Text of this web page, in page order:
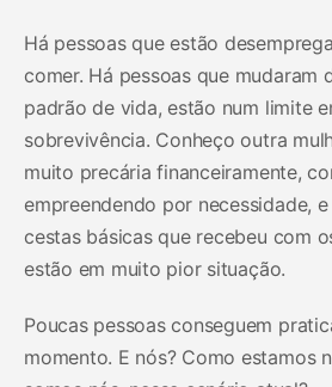
Há pessoas que estão
comer. Há pessoas que mudaram
padrão de vida, estão num limite
sobrevivência. Conheço outra
muito precária financeiramente,
empreendendo por necessidade,
cestas básicas que recebeu com
estão em muito pior situação.
Poucas pessoas conseguem
momento. E nós? Como estamos